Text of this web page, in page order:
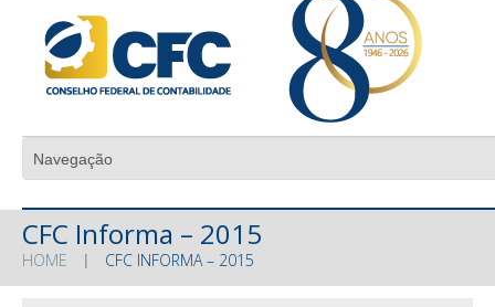
CFC Informa – 2015
HOME CFC INFORMA – 2015